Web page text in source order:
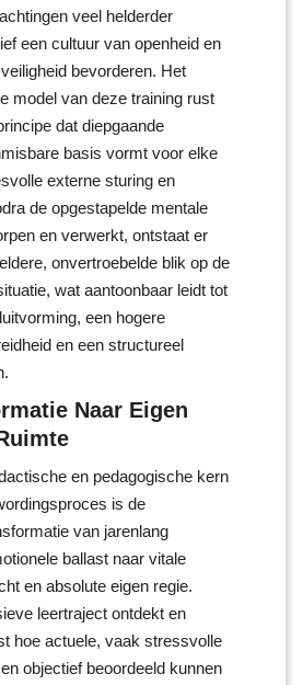
veel helderder
een cultuur van openheid en
bevorderen. Het
model van deze training rust
dat diepgaande
basis vormt voor elke
externe sturing en
de opgestapelde mentale
en verwerkt, ontstaat er
onvertroebelde blik op de
wat aantoonbaar leidt tot
een hogere
en een structureel
Naar Eigen
en pedagogische kern
is de
van jarenlang
ballast naar vitale
en absolute eigen regie.
leertraject ontdekt en
hoe actuele, vaak stressvolle
objectief beoordeeld kunnen